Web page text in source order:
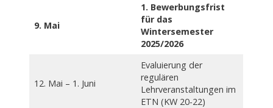
9. Mai
1. Bewerbungsfrist
für das
Wintersemester
2025/2026
12. Mai – 1. Juni
Evaluierung der
regulären
Lehrveranstaltungen im
ETN (KW 20-22)